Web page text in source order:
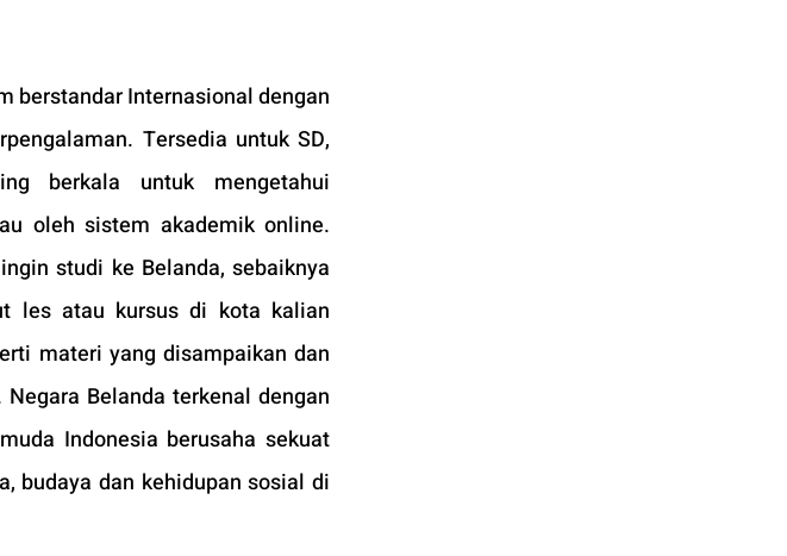
berstandar Internasional dengan
Tersedia untuk SD,
berkala untuk mengetahui
oleh sistem akademik online.
studi ke Belanda, sebaiknya
les atau kursus di kota kalian
materi yang disampaikan dan
Belanda terkenal dengan
Indonesia berusaha sekuat
budaya dan kehidupan sosial di